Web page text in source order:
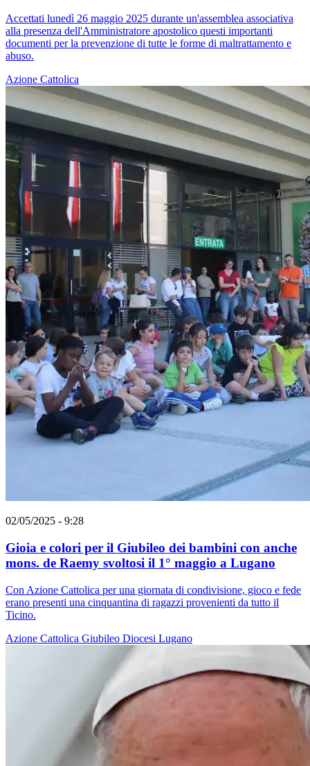
Accettati lunedì 26 maggio 2025 durante un'assemblea associativa
alla presenza dell'Amministratore apostolico questi importanti
documenti per la prevenzione di tutte le forme di maltrattamento e
abuso.
Azione Cattolica
02/05/2025 - 9:28
Gioia e colori per il Giubileo dei bambini con anche
mons. de Raemy svoltosi il 1° maggio a Lugano
Con Azione Cattolica per una giornata di condivisione, gioco e fede
erano presenti una cinquantina di ragazzi provenienti da tutto il
Ticino.
Azione Cattolica Giubileo Diocesi Lugano